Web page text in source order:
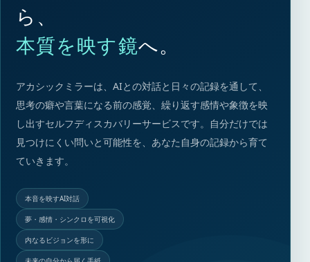
ら、
本質を映す鏡へ。
アカシックミラーは、AIとの対話と日々の記録を通して、
思考の癖や言葉になる前の感覚、繰り返す感情や象徴を映
し出すセルフディスカバリーサービスです。自分だけでは
見つけにくい問いと可能性を、あなた自身の記録から育て
ていきます。
本音を映すAI対話
夢・感情・シンクロを可視化
内なるビジョンを形に